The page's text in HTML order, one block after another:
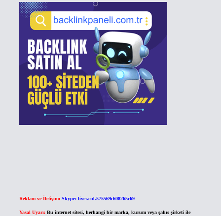
Reklam ve İletişim: Skype: live:.cid.575569c608265c69
Yasal Uyarı: Bu internet sitesi, herhangi bir marka, kurum veya şahıs şirketi ile